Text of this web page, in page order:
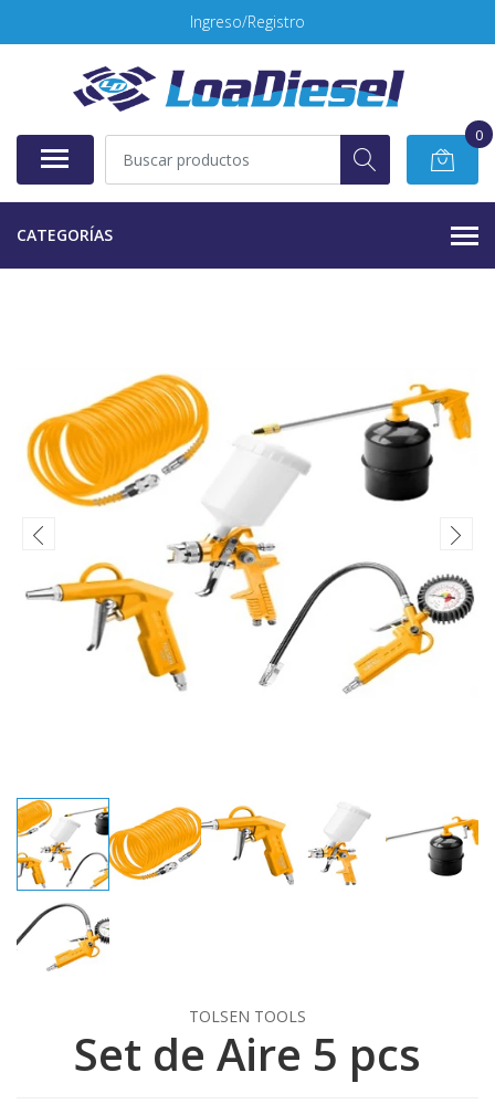
Ingreso/Registro
0
CATEGORÍAS
TOLSEN TOOLS
Set de Aire 5 pcs